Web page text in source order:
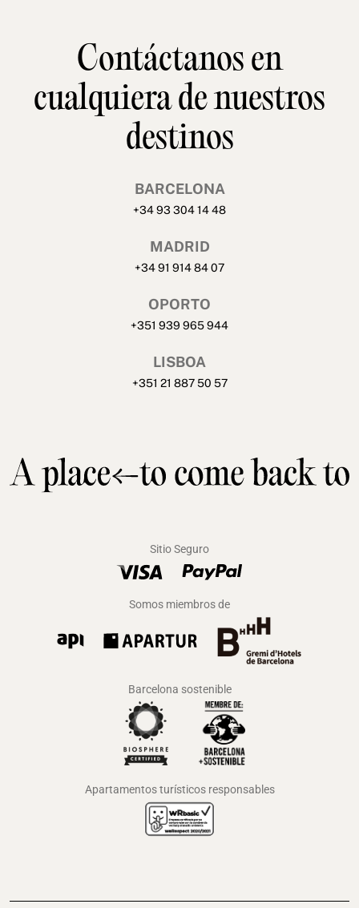
Contáctanos en
cualquiera de nuestros
destinos
BARCELONA
+34 93 304 14 48
MADRID
+34 91 914 84 07
OPORTO
+351 939 965 944
LISBOA
+351 21 887 50 57
Sitio Seguro
Somos miembros de
Barcelona sostenible
Apartamentos turísticos responsables